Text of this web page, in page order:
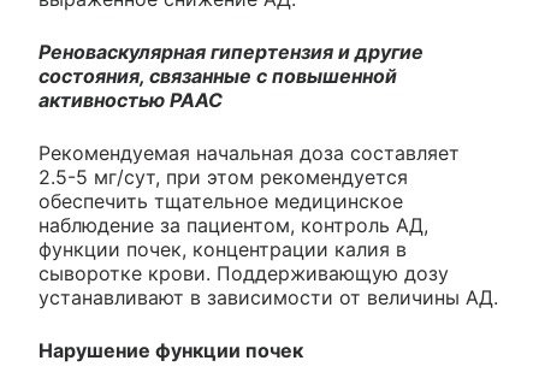
Реноваскулярная гипертензия и другие
состояния, связанные с повышенной
активностью РААС
Рекомендуемая начальная доза составляет
2.5-5 мг/сут, при этом рекомендуется
обеспечить тщательное медицинское
наблюдение за пациентом, контроль АД,
функции почек, концентрации калия в
сыворотке крови. Поддерживающую дозу
устанавливают в зависимости от величины АД.
Нарушение функции почек